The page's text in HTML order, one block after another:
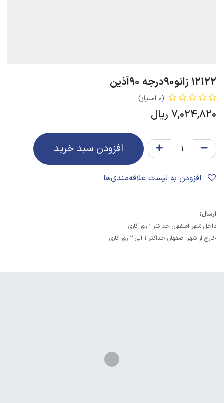
12122 زانو90درجه 90آذین
(0 امتیاز)
7,024,820 ریال
افزودن سبد خرید
ارسال:
داخل شهر اصفهان حداکثر 1 روز کاری
خارج از شهر اصفهان حداکثر 1 الی 2 روز کاری